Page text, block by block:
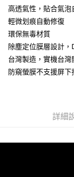
7-11取貨付款
宅配
每筆NT$55，滿
高透氣性，貼合氣
輕微划痕自動修復
環保無毒材質
除塵定位膜層設計
台灣製造，實機台灣
防窺螢膜不支援屏
詳細